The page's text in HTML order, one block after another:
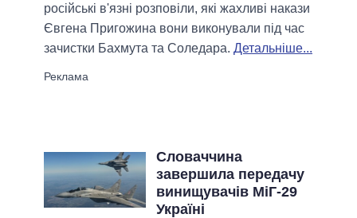
російські в'язні розповіли, які жахливі накази
Євгена Пригожина вони виконували під час
зачистки Бахмута та Соледара. Детальніше...
Словаччина
завершила передачу
винищувачів МіГ-29
Україні